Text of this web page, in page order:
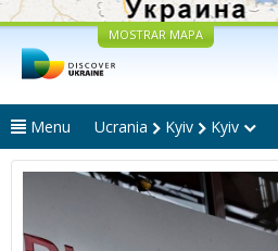
MOSTRAR MAPA
Menu Ucrania Kyiv Kyiv